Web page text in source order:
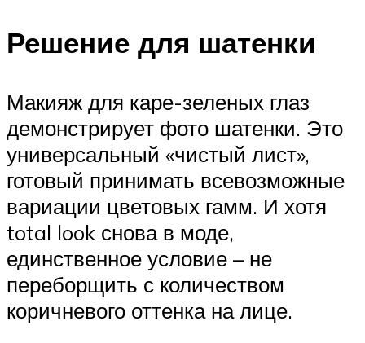
Решение для шатенки
Макияж для каре-зеленых глаз
демонстрирует фото шатенки. Это
универсальный «чистый лист»,
готовый принимать всевозможные
вариации цветовых гамм. И хотя
total look снова в моде,
единственное условие – не
переборщить с количеством
коричневого оттенка на лице.